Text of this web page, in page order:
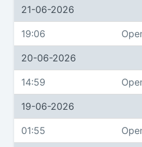
21-06-2026
19:06
20-06-2026
14:59
19-06-2026
01:55